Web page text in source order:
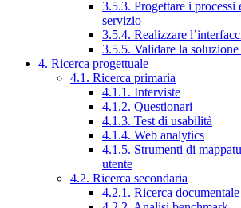
3.5.3. Progettare i processi
servizio
3.5.4. Realizzare
3.5.5. Validare la soluzione
4. Ricerca progettuale
4.1. Ricerca primaria
4.1.1. Interviste
4.1.2. Questionari
4.1.3. Test di usabilità
4.1.4. Web analytics
4.1.5. Strumenti di
utente
4.2. Ricerca secondaria
4.2.1. Ricerca documentale